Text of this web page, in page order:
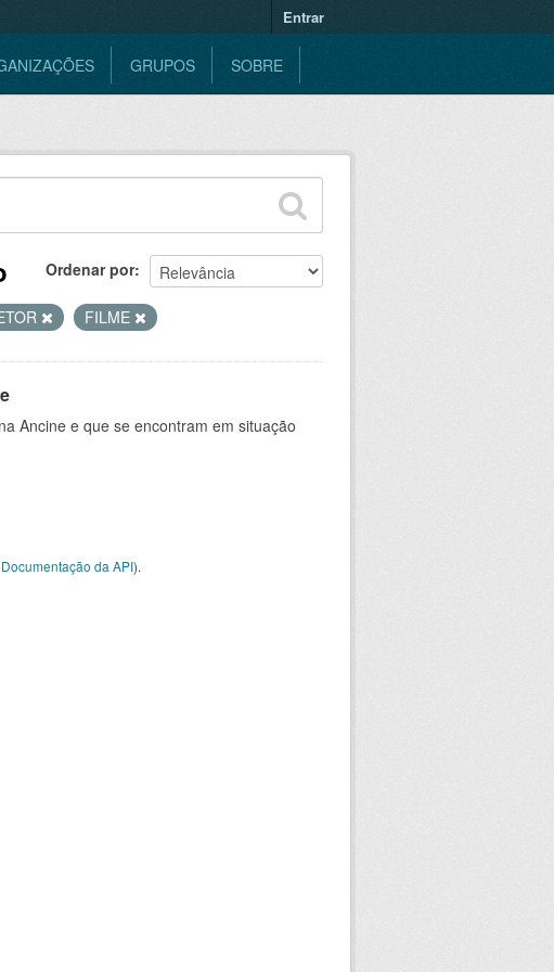
Entrar
GRUPOS SOBRE
Ordenar por
FILME
Ancine e que se encontram em situação
Documentação da API).